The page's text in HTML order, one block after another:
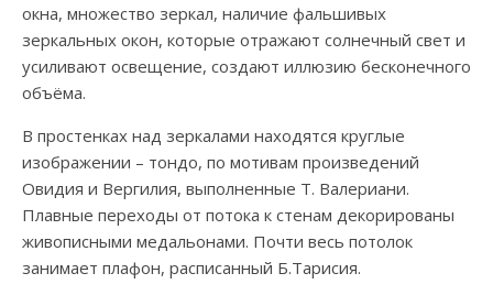
окна, множество зеркал, наличие фальшивых
зеркальных окон, которые отражают солнечный свет и
усиливают освещение, создают иллюзию бесконечного
объёма.
В простенках над зеркалами находятся круглые
изображении – тондо, по мотивам произведений
Овидия и Вергилия, выполненные Т. Валериани.
Плавные переходы от потока к стенам декорированы
живописными медальонами. Почти весь потолок
занимает плафон, расписанный Б.Тарисия.